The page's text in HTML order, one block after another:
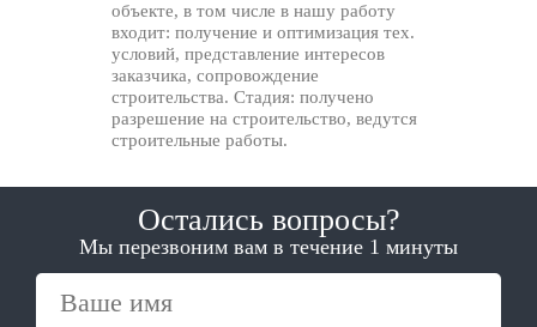
объекте, в том числе в нашу работу
входит: получение и оптимизация тех.
условий, представление интересов
заказчика, сопровождение
строительства. Стадия: получено
разрешение на строительство, ведутся
строительные работы.
Остались вопросы?
Мы перезвоним вам в течение 1 минуты